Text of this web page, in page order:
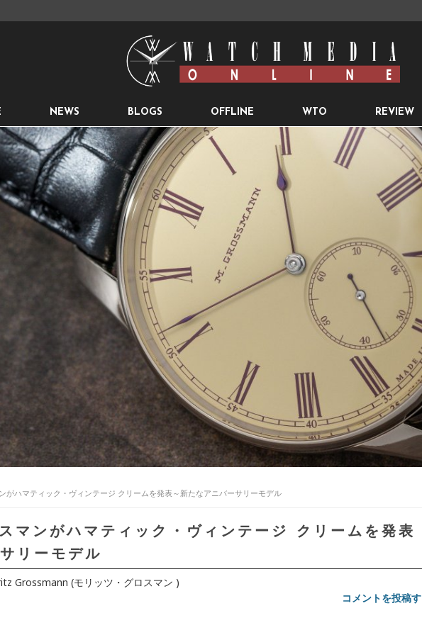
NEWS BLOGS OFFLINE WTO REVIEW
がハマティック・ヴィンテージ クリームを発表～新たなアニバーサリーモデル
マンがハマティック・ヴィンテージ クリームを発表
リーモデル
Grossmann (モリッツ・グロスマン )
コメントを投稿